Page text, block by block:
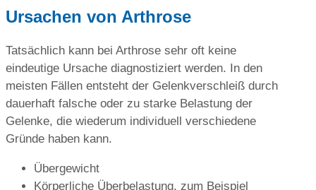
Ursachen von Arthrose
Tatsächlich kann bei Arthrose sehr oft keine
eindeutige Ursache diagnostiziert werden. In den
meisten Fällen entsteht der Gelenkverschleiß durch
dauerhaft falsche oder zu starke Belastung der
Gelenke, die wiederum individuell verschiedene
Gründe haben kann.
Übergewicht
Körperliche Überbelastung, zum Beispiel